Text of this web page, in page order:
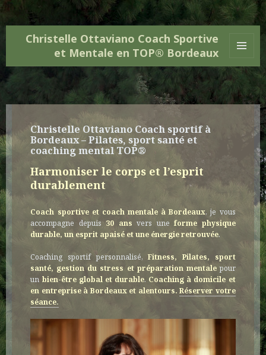
Christelle Ottaviano Coach Sportive
et Mentale en TOP® Bordeaux
ET
WIDGETS
Christelle Ottaviano Coach sportif à
Bordeaux – Pilates, sport santé et
coaching mental TOP®
Harmoniser le corps et l’esprit
durablement
Coach sportive et coach mentale à Bordeaux, je vous
accompagne depuis 30 ans vers uneforme physique
durable, un esprit apaisé et une énergie retrouvée.
Coaching sportif personnalisé,Fitness, Pilates, sport
santé, gestion du stress et préparation mentalepour
un bien-être global et durable. Coaching à domicile et
en entreprise à Bordeaux et alentours.Réserver votre
séance.